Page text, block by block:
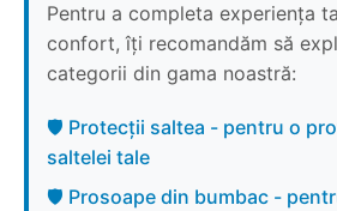
Pentru a completa experiența
confort, îți recomandăm să
categorii din gama noastră:
🛡️ Protecții saltea - pentru o
saltelei tale
🛡️ Prosoape din bumbac -